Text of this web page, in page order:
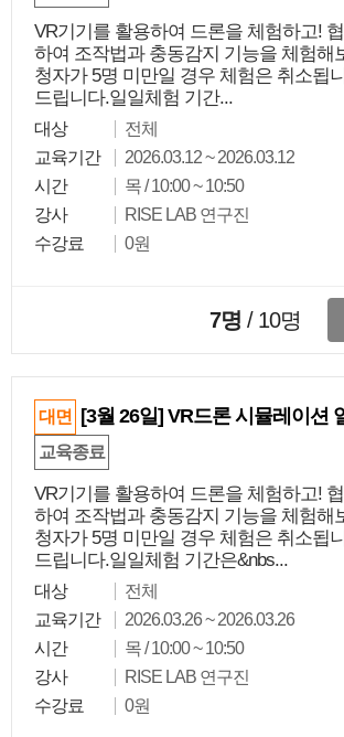
VR기기를 활용하여 드론을 체험하고!
하여 조작법과 충동감지 기능을 체험해
청자가 5명 미만일 경우 체험은 취소됩
드립니다.일일체험 기간...
대상
전체
교육기간
2026.03.12 ~ 2026.03.12
시간
목 / 10:00 ~ 10:50
강사
RISE LAB 연구진
수강료
0원
7명 / 10명
대면 [3월 26일] VR드론 시뮬레이션
교육종료
VR기기를 활용하여 드론을 체험하고!
하여 조작법과 충동감지 기능을 체험해
청자가 5명 미만일 경우 체험은 취소됩
드립니다.일일체험 기간은&nbs...
대상
전체
교육기간
2026.03.26 ~ 2026.03.26
시간
목 / 10:00 ~ 10:50
강사
RISE LAB 연구진
수강료
0원